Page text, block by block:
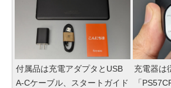
付属品は充電アダプタとUSB
A-Cケーブル、スタートガイド
充電器は
「